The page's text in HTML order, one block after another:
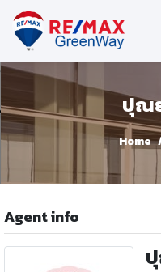
ปุณ
Home
Agent info